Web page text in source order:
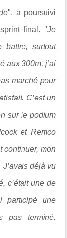
", a poursuivi
final. "Je
battre, surtout
aux 300m, j’ai
marché pour
C’est un
sur le podium
et Remco
continuer, mon
J’avais déjà vu
c’était une de
participé une
pas terminé.